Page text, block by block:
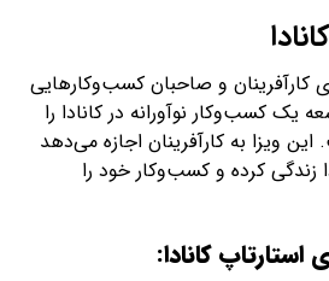
کانادا
کارآفرینان و صاحبان کسب‌وکارهایی
یک کسب‌وکار نوآورانه در کانادا را
ویزا به کارآفرینان اجازه می‌دهد
زندگی کرده و کسب‌وکار خود را
کانادا: